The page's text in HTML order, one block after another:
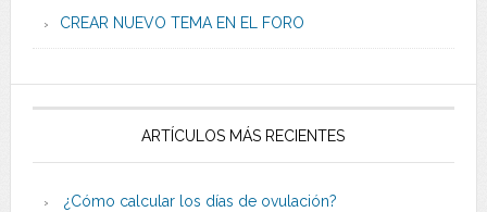
CREAR NUEVO TEMA EN EL FORO
ARTÍCULOS MÁS RECIENTES
¿Cómo calcular los días de ovulación?